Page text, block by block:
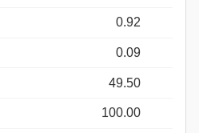
0.92
0.09
49.50
100.00